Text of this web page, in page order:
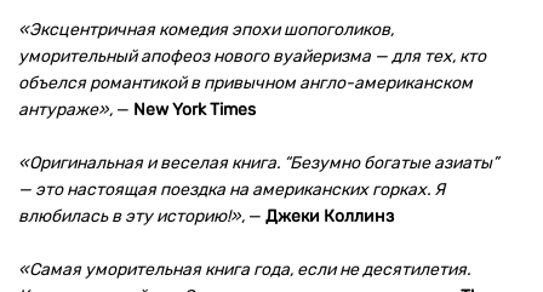
«Эксцентричная комедия эпохи шопоголиков,
уморительный апофеоз нового вуайеризма — для тех, кто
объелся романтикой в привычном англо-американском
антураже», — NewYork Times
«Оригинальная и веселая книга. “Безумно богатые азиаты”
— это настоящая поездка на американских горках. Я
влюбилась в эту историю!», — Джеки Коллинз
«Самая уморительная книга года, если не десятилетия.